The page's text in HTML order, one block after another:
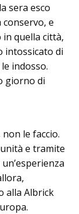
sera esco
e
in quella città,
intossicato di
indosso.
giorno di
le faccio.
e tramite
alla Albrick